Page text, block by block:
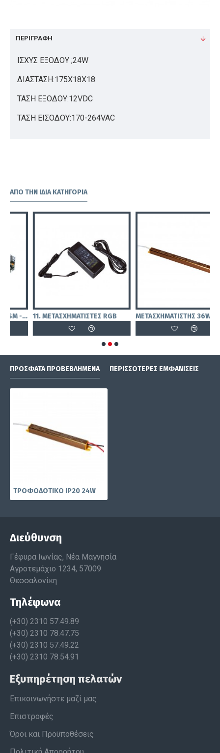
ΠΕΡΙΓΡΑΦΉ
ΙΣΧΥΣ ΕΞΟΔΟΥ ;24W
ΔΙΑΣΤΑΣΗ:175X18X18
ΤΑΣΗ ΕΞΟΔΟΥ:12VDC
ΤΑΣΗ ΕΙΣΟΔΟΥ:170-264VAC
ΑΠΌ ΤΗΝ ΊΔΙΑ ΚΑΤΗΓΟΡΊΑ
11. ΜΕΤΑΣΧΗΜΑΤΙΣΤΕΣ RGB ΜΕΤΑΣΧΗΜΑΤΙΣΤΗΣ 36W IP20
ΠΡΌΣΦΑΤΑ ΠΡΟΒΕΒΛΗΜΈΝΑ ΠΕΡΙΣΣΌΤΕΡΕΣ ΕΜΦΑΝΊΣΕΙΣ
ΤΡΟΦΟΔΟΤΙΚΟ IP20 24W
Διεύθυνση
Γέφυρα Ιωνίας, Νέα Μαγνησία
Αγροτεμάχιο 1234, 57009
Θεσσαλονίκη
Τηλέφωνα
(+30) 2310 57.49.89
(+30) 2310 78.47.75
(+30) 2310 57.49.22
(+30) 2310 78.54.91
Εξυπηρέτηση πελατών
Επικοινωνήστε μαζί μας
Επιστροφές
Όροι και Προϋποθέσεις